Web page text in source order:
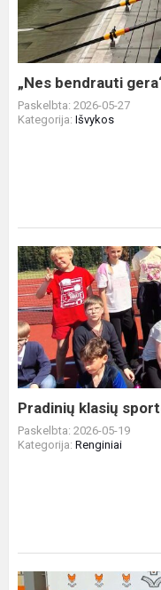
„Nes bendrauti
Paskelbta: 2026-05-27
Kategorija: Išvykos
Pradinių
klasių
sporto
šventė
Pradinių klasių
Paskelbta: 2026-05-19
Kategorija: Renginiai
STEAM